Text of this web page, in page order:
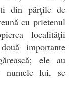
din părţile de
cu prietenul
localităţii
importante
ele au
numele lui, se